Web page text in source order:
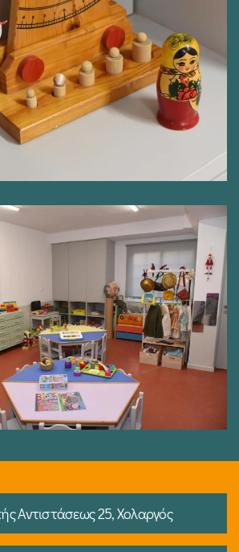
Αντιστάσεως 25, Χολαργός